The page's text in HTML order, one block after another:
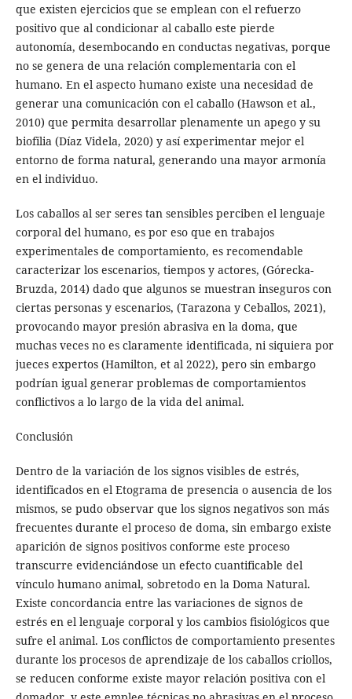
que existen ejercicios que se emplean con el refuerzo
positivo que al condicionar al caballo este pierde
autonomía, desembocando en conductas negativas, porque
no se genera de una relación complementaria con el
humano. En el aspecto humano existe una necesidad de
generar una comunicación con el caballo (Hawson et al.,
2010) que permita desarrollar plenamente un apego y su
biofilia (Díaz Videla, 2020) y así experimentar mejor el
entorno de forma natural, generando una mayor armonía
en el individuo.
Los caballos al ser seres tan sensibles perciben el lenguaje
corporal del humano, es por eso que en trabajos
experimentales de comportamiento, es recomendable
caracterizar los escenarios, tiempos y actores, (Górecka-
Bruzda, 2014) dado que algunos se muestran inseguros con
ciertas personas y escenarios, (Tarazona y Ceballos, 2021),
provocando mayor presión abrasiva en la doma, que
muchas veces no es claramente identificada, ni siquiera por
jueces expertos (Hamilton, et al 2022), pero sin embargo
podrían igual generar problemas de comportamientos
conflictivos a lo largo de la vida del animal.
Conclusión
Dentro de la variación de los signos visibles de estrés,
identificados en el Etograma de presencia o ausencia de los
mismos, se pudo observar que los signos negativos son más
frecuentes durante el proceso de doma, sin embargo existe
aparición de signos positivos conforme este proceso
transcurre evidenciándose un efecto cuantificable del
vínculo humano animal, sobretodo en la Doma Natural.
Existe concordancia entre las variaciones de signos de
estrés en el lenguaje corporal y los cambios fisiológicos que
sufre el animal. Los conflictos de comportamiento presentes
durante los procesos de aprendizaje de los caballos criollos,
se reducen conforme existe mayor relación positiva con el